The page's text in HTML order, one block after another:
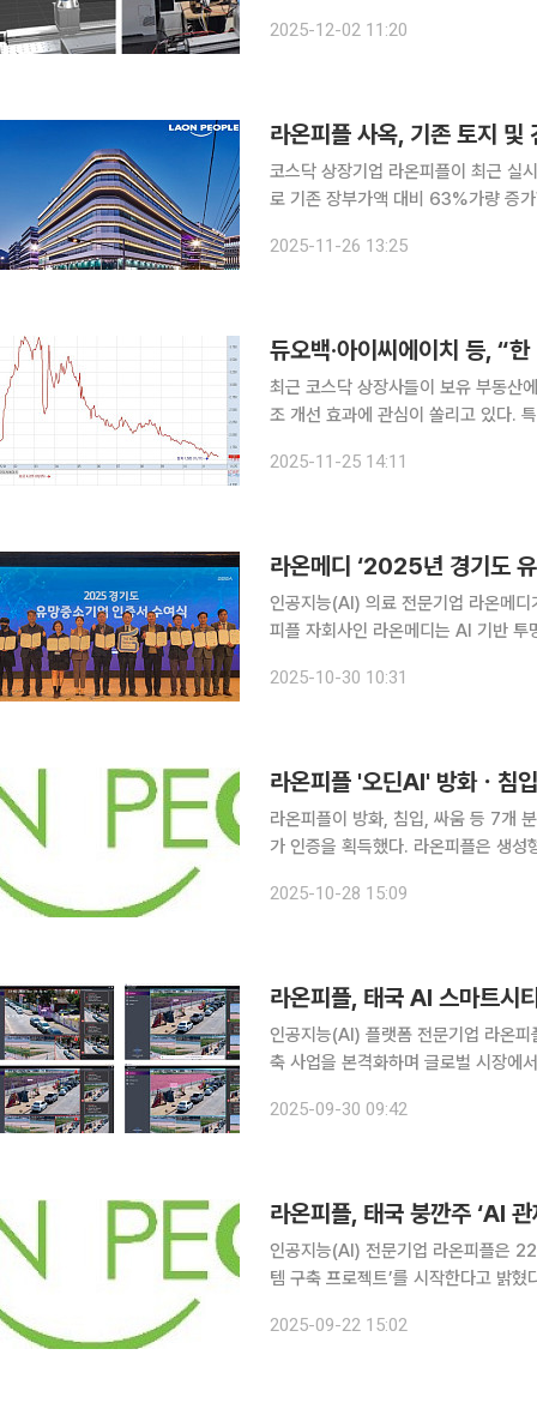
및 휴먼케어에 이르기까지 다양한 산
2025-12-02 11:20
라온피플 사옥, 기존 토지
코스닥 상장기업 라온피플이 최근 실
로 기존 장부가액 대비 63%가량 증가했다고 26일 밝혔다.
약 63%가량 상승한 563억 원으로
2025-11-26 13:25
듀오백·아이씨에이치 등, “
최근 코스닥 상장사들이 보유 부동산
조 개선 효과에 관심이 쏠리고 있다.
목된다. 25일 금융감독원 전자공시시
2025-11-25 14:11
라온메디 ‘2025년 경기도
인공지능(AI) 의료 전문기업 라온메디가 '경기도
피플 자회사인 라온메디는 AI 기반
2025-10-30 10:31
라온피플 '오딘AI' 방화ㆍ침
라온피플이 방화, 침입, 싸움 등 7개
가 인증을 획득했다. 라온피플은 생성형 인공지능(AI) 솔루션 오딘Ai(OdinAi)가 한국인터넷진흥원
이번에 획득한 인증은 방화와 싸움,
2025-10-28 15:09
라온피플, 태국 AI 스마트시
인공지능(AI) 플랫폼 전문기업 라온
축 사업을 본격화하며 글로벌 시장에서 기술 경쟁력을
난 대응에 관한 AI 핵심 기술을 공급
2025-09-30 09:42
라온피플, 태국 붕깐주 ‘AI
인공지능(AI) 전문기업 라온피플은
템 구축 프로젝트’를 시작한다고 밝혔다. 이번 프로젝트는 생성형 AI와 다중 융복합 탐지를
2025-09-22 15:02